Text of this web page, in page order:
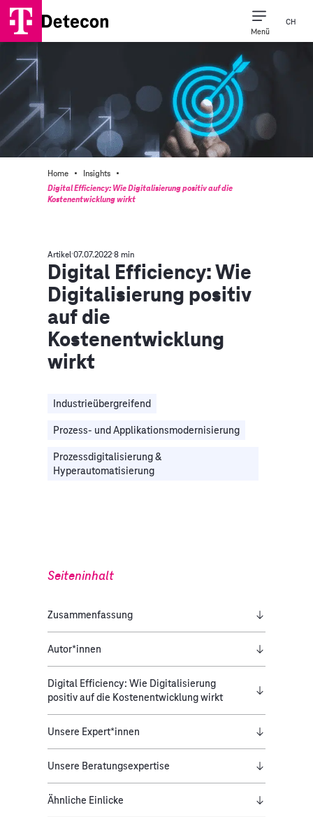
Menü
CH
Home · Insights ·
Digital Efficiency: Wie Digitalisierung positiv auf die
Kostenentwicklung wirkt
Artikel 07.07.2022 8 min
Digital Efficiency: Wie
Digitalisierung positiv
auf die
Kostenentwicklung
wirkt
Industrieübergreifend
Prozess- und Applikationsmodernisierung
Prozessdigitalisierung &
Hyperautomatisierung
Seiteninhalt
Zusammenfassung
Autor*innen
Digital Efficiency: Wie Digitalisierung
positiv auf die Kostenentwicklung wirkt
Unsere Expert*innen
Unsere Beratungsexpertise
Ähnliche Einlicke